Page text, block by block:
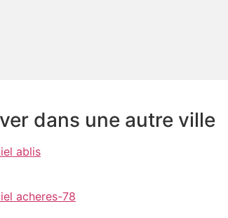
dans une autre ville
ablis
acheres-78